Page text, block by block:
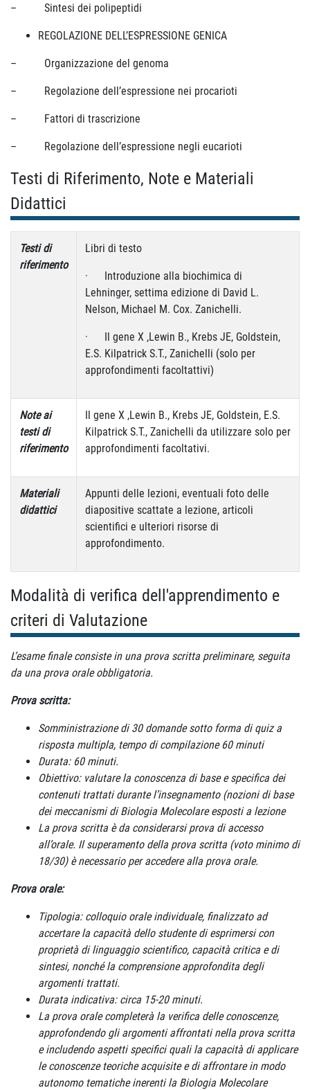
– Sintesi dei polipeptidi
REGOLAZIONE DELL’ESPRESSIONE GENICA
– Organizzazione del genoma
– Regolazione dell’espressione nei procarioti
– Fattori di trascrizione
– Regolazione dell’espressione negli eucarioti
Testi di Riferimento, Note e Materiali
Didattici
Testi di
riferimento
Libri di testo
· Introduzione alla biochimica di
Lehninger, settima edizione di David L.
Nelson, Michael M. Cox. Zanichelli.
· Il gene X ,Lewin B., Krebs JE, Goldstein,
E.S. Kilpatrick S.T., Zanichelli (solo per
approfondimenti facoltattivi)
Note ai
testi di
riferimento
Il gene X ,Lewin B., Krebs JE, Goldstein, E.S.
Kilpatrick S.T., Zanichelli da utilizzare solo per
approfondimenti facoltativi.
Materiali
didattici
Appunti delle lezioni, eventuali foto delle
diapositive scattate a lezione, articoli
scientifici e ulteriori risorse di
approfondimento.
Modalità di verifica dell'apprendimento e
criteri di Valutazione
L’esame finale consiste in una prova scritta preliminare, seguita
da una prova orale obbligatoria.
Prova scritta:
Somministrazione di 30 domande sotto forma di quiz a
risposta multipla, tempo di compilazione 60 minuti
Durata: 60 minuti.
Obiettivo: valutare la conoscenza di base e specifica dei
contenuti trattati durante l’insegnamento (nozioni di base
dei meccanismi di Biologia Molecolare esposti a lezione
La prova scritta è da considerarsi prova di accesso
all’orale. Il superamento della prova scritta (voto minimo di
18/30) è necessario per accedere alla prova orale.
Prova orale:
Tipologia: colloquio orale individuale, finalizzato ad
accertare la capacità dello studente di esprimersi con
proprietà di linguaggio scientifico, capacità critica e di
sintesi, nonché la comprensione approfondita degli
argomenti trattati.
Durata indicativa: circa 15-20 minuti.
La prova orale completerà la verifica delle conoscenze,
approfondendo gli argomenti affrontati nella prova scritta
e includendo aspetti specifici quali la capacità di applicare
le conoscenze teoriche acquisite e di affrontare in modo
autonomo tematiche inerenti la Biologia Molecolare